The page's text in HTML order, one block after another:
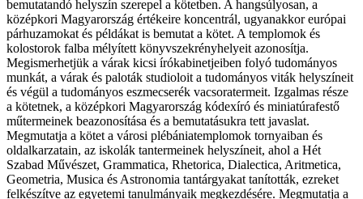
bemutatandó helyszín szerepel a kötetben. A hangsúlyosan, a
középkori Magyarország értékeire koncentrál, ugyanakkor európai
párhuzamokat és példákat is bemutat a kötet. A templomok és
kolostorok falba mélyített könyvszekrényhelyeit azonosítja.
Megismerhetjük a várak kicsi írókabinetjeiben folyó tudományos
munkát, a várak és paloták studioloit a tudományos viták helyszíneit
és végül a tudományos eszmecserék vacsoratermeit. Izgalmas része
a kötetnek, a középkori Magyarország kódexíró és miniatúrafestő
műtermeinek beazonosítása és a bemutatásukra tett javaslat.
Megmutatja a kötet a városi plébániatemplomok tornyaiban és
oldalkarzatain, az iskolák tantermeinek helyszíneit, ahol a Hét
Szabad Művészet, Grammatica, Rhetorica, Dialectica, Aritmetica,
Geometria, Musica és Astronomia tantárgyakat tanították, ezreket
felkészítve az egyetemi tanulmányaik megkezdésére. Megmutatja a